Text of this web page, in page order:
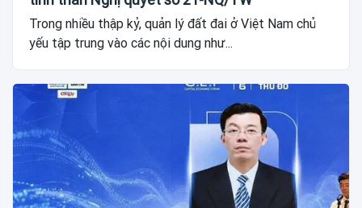
Trong nhiều thập kỷ, quản lý đất đai ở Việt Nam chủ
yếu tập trung vào các nội dung như...